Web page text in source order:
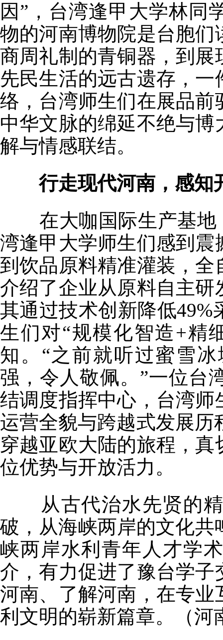
因”，台湾逢甲大学林同
物的河南博物院是台胞
商周礼制的青铜器，到
先民生活的远古遗存，
络，台湾师生们在展品
中华文脉的绵延不绝与
解与情感联结。
行走现代河南，感知
在大咖国际生产基地
湾逢甲大学师生们感到
到饮品原料精准灌装，
介绍了企业从原料自主
其通过技术创新降低
生们对“规模化智造+精
知。“之前就听过蜜雪
强，令人敬佩。”一位台
结调度指挥中心，台湾
运营全貌与跨越式发展历
穿越亚欧大陆的旅程，
位优势与开放活力。
从古代治水先贤的精
破，从海峡两岸的文化共
峡两岸水利青年人才学
介，有力促进了豫台学
河南、了解河南，在专
利文明的崭新篇章。（河